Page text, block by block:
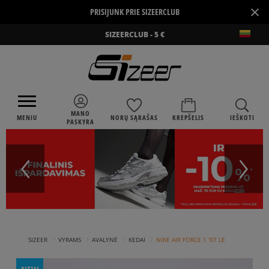
PRISIJUNK PRIE SIZEERCLUB ×
SIZEERCLUB - 5 €
MENIU
MANO
PASKYRA
NORŲ SĄRAŠAS KREPŠELIS IEŠKOTI
SIZEER VYRAMS AVALYNĖ KEDAI NIKE AIR FORCE 1 '07 LE